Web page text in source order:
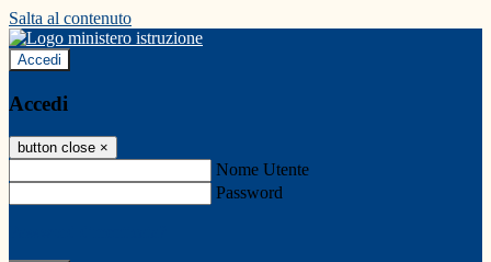
Salta al contenuto
Accedi
Accedi
button close ×
Nome Utente
Password